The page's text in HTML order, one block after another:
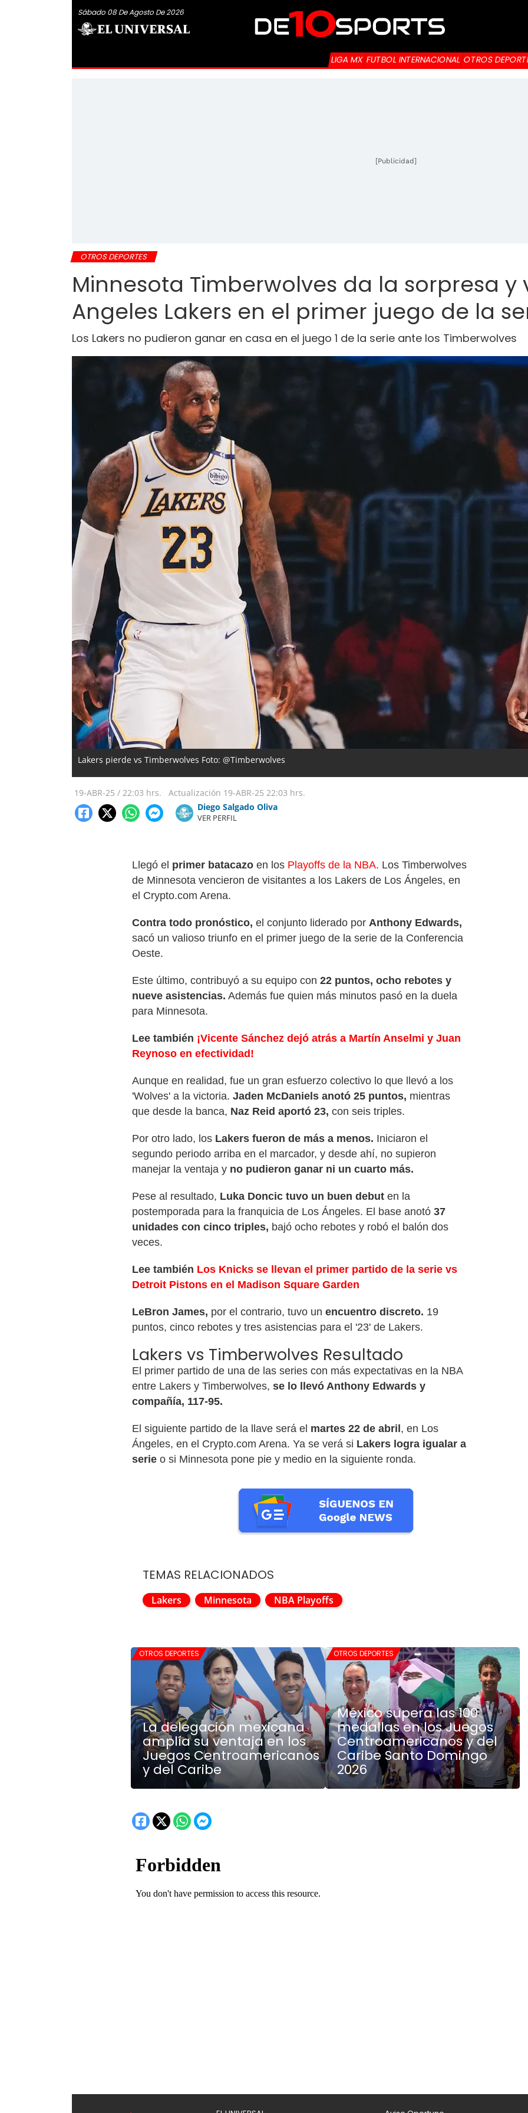
Sábado 08 De Agosto De 2026
LIGA MX FUTBOL INTERNACIONAL OTROS
[Publicidad]
OTROS DEPORTES
Minnesota Timberwolves da la sorpresa y
Angeles Lakers en el primer juego de la
Los Lakers no pudieron ganar en casa en el juego 1 de la serie ante los Timberwolves
Lakers pierde vs Timberwolves Foto: @Timberwolves
19-ABR-25 / 22:03 hrs. Actualización 19-ABR-25 22:03 hrs.
Diego Salgado Oliva
VER PERFIL
Llegó el primer batacazo en los Playoffs de la NBA. Los Timberwolves
de Minnesota vencieron de visitantes a los Lakers de Los Ángeles, en
el Crypto.com Arena.
Contra todo pronóstico, el conjunto liderado por Anthony Edwards,
sacó un valioso triunfo en el primer juego de la serie de la Conferencia
Oeste.
Este último, contribuyó a su equipo con 22 puntos, ocho rebotes y
nueve asistencias. Además fue quien más minutos pasó en la duela
para Minnesota.
Lee también ¡Vicente Sánchez dejó atrás a Martín Anselmi y Juan
Reynoso en efectividad!
Aunque en realidad, fue un gran esfuerzo colectivo lo que llevó a los
'Wolves' a la victoria. Jaden McDaniels anotó 25 puntos, mientras
que desde la banca, Naz Reid aportó 23, con seis triples.
Por otro lado, los Lakers fueron de más a menos. Iniciaron el
segundo periodo arriba en el marcador, y desde ahí, no supieron
manejar la ventaja y no pudieron ganar ni un cuarto más.
Pese al resultado, Luka Doncic tuvo un buen debut en la
postemporada para la franquicia de Los Ángeles. El base anotó 37
unidades con cinco triples, bajó ocho rebotes y robó el balón dos
veces.
Lee también Los Knicks se llevan el primer partido de la serie vs
Detroit Pistons en el Madison Square Garden
LeBron James, por el contrario, tuvo un encuentro discreto. 19
puntos, cinco rebotes y tres asistencias para el '23' de Lakers.
Lakers vs Timberwolves Resultado
El primer partido de una de las series con más expectativas en la NBA
entre Lakers y Timberwolves, se lo llevó Anthony Edwards y
compañía, 117-95.
El siguiente partido de la llave será el martes 22 de abril , en Los
Ángeles, en el Crypto.com Arena. Ya se verá si Lakers logra igualar a
serie o si Minnesota pone pie y medio en la siguiente ronda.
TEMAS RELACIONADOS
Lakers Minnesota NBA Playoffs
OTROS DEPORTES
La delegación mexicana
amplía su ventaja en los
Juegos Centroamericanos
y del Caribe
OTROS DEPORTES
México supera las 100
medallas en los Juegos
Centroamericanos y del
Caribe Santo Domingo
2026